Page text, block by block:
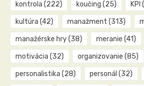
kontrola (222) koučing (25) KPI
kultúra (42) manažment (313)
manažérske hry(38) meranie (41)
motivácia (32) organizovanie (85)
personalistika (28) personál (32)